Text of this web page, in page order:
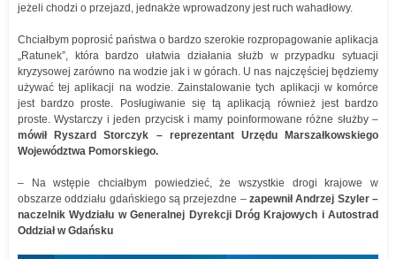
jeżeli chodzi o przejazd, jednakże wprowadzony jest ruch wahadłowy.
Chciałbym poprosić państwa o bardzo szerokie rozpropagowanie aplikacja
„Ratunek”, która bardzo ułatwia działania służb w przypadku sytuacji
kryzysowej zarówno na wodzie jak i w górach. U nas najczęściej będziemy
używać tej aplikacji na wodzie. Zainstalowanie tych aplikacji w komórce
jest bardzo proste. Posługiwanie się tą aplikacją również jest bardzo
proste. Wystarczy i jeden przycisk i mamy poinformowane różne służby –
mówił Ryszard Storczyk – reprezentant Urzędu Marszałkowskiego
Województwa Pomorskiego.
– Na wstępie chciałbym powiedzieć, że wszystkie drogi krajowe w
obszarze oddziału gdańskiego są przejezdne – zapewnił Andrzej Szyler–
naczelnik Wydziału w Generalnej Dyrekcji Dróg Krajowych i Autostrad
Oddział w Gdańsku